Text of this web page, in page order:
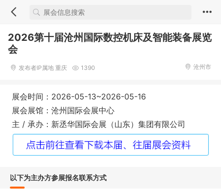
2026第十届沧州国际数控机床及智能装备展览
会
发布者IP属地 重庆 1390 沧州市
展会时间：2026-05-13~2026-05-16
展会展馆：沧州国际会展中心
主 / 承办：新丞华国际会展（山东）集团有限公司
以下为主办方参展报名联系方式